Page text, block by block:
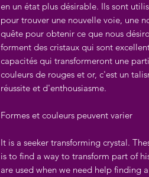
en un état plus désirable. Ils sont
pour trouver une nouvelle voie, une
quête pour obtenir ce que nous
forment des cristaux qui sont
capacités qui transformeront une
couleurs de rouges et or, c'est un
réussite et d'enthousiasme.
Formes et couleurs peuvent varier
It is a seeker transforming crystal.
is to find a way to transform part of
are used when we need help finding